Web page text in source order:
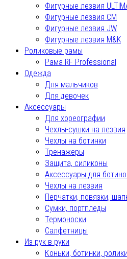
Фигурные лезвия
Фигурные лезвия СМ
Фигурные лезвия JW
Фигурные лезвия M&K
Роликовые рамы
Рама RF Professional
Одежда
Для мальчиков
Для девочек
Аксессуары
Для хореографии
Чехлы-сушки на лезвия
Чехлы на ботинки
Тренажеры
Защита, силиконы
Аксессуары для
Чехлы на лезвия
Перчатки, повязки,
Сумки, портпледы
Термоноски
Салфетницы
Из рук в руки
Коньки, ботинки, ролики